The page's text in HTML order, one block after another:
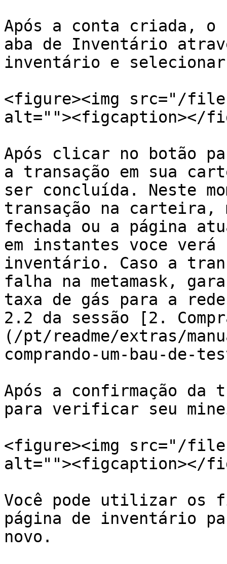
Após a conta criada, o
aba de Inventário
inventário e
<figure><img src="/files/
alt=""><figcaption></
Após clicar no botão
a transação em sua
ser concluída. Neste
transação na carteira,
fechada ou a página
em instantes voce verá
inventário. Caso a
falha na metamask,
taxa de gás para a
2.2 da sessão [2.
(/pt/readme/extras/
comprando-um-bau-de-
Após a confirmação da
para verificar seu
<figure><img src="/files/
alt=""><figcaption></
Você pode utilizar os
página de inventário
novo.